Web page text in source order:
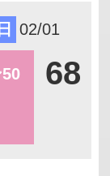
02/01
68